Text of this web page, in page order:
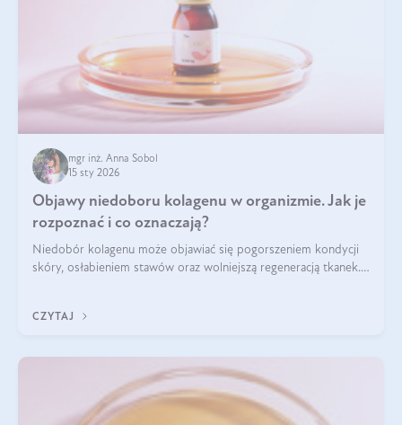
mgr inż. Anna Sobol
15 sty 2026
Objawy niedoboru kolagenu w organizmie. Jak je
rozpoznać i co oznaczają?
Niedobór kolagenu może objawiać się pogorszeniem kondycji
skóry, osłabieniem stawów oraz wolniejszą regeneracją tkanek.
osłabienie włosów.
CZYTAJ